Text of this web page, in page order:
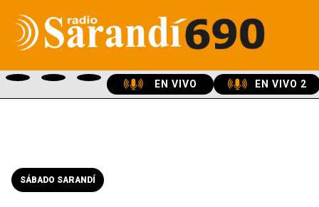
EN VIVO EN VIVO 2
SÁBADO SARANDÍ